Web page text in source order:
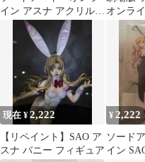
イン アスナ アクリルス
タンド
オンラ
ギュア
現在 ¥2,222
【リペイント】SAO ア
スナ バニー フィギュア
¥ 2,222
ソード
イン